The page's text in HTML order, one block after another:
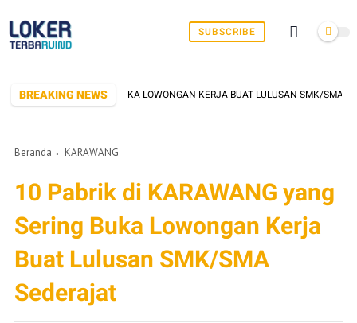
SUBSCRIBE
BREAKING NEWS
YANG SERING BUKA LOWONGAN KERJA BUAT LULUSAN SMK/SMA
Beranda KARAWANG
10 Pabrik di KARAWANG yang
Sering Buka Lowongan Kerja
Buat Lulusan SMK/SMA
Sederajat